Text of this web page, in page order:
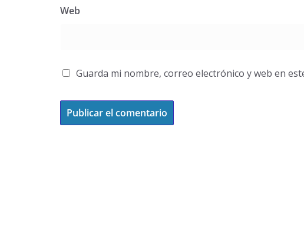
Web
Guarda mi nombre, correo electrónico y web en